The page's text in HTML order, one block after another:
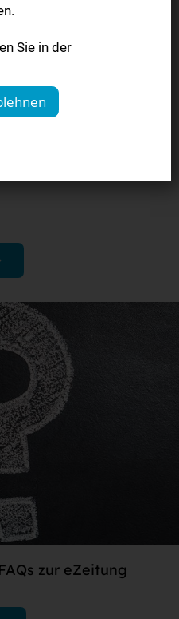
wie Sie die
eZeitung
Gerät
zur eZeitung
Sie in der